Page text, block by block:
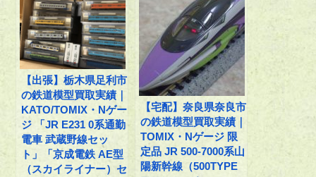
【出張】栃木県足利市
の鉄道模型買取実績｜
KATO/TOMIX・Nゲー
ジ 「JR E231 0系通勤
電車 武蔵野線セッ
ト」「京成電鉄 AE型
（スカイライナー）セ
【宅配】奈良県奈良市
の鉄道模型買取実績｜
TOMIX・Nゲージ 限
定品 JR 500-7000系山
陽新幹線（500TYPE